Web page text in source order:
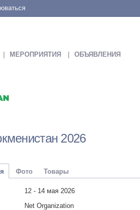
МЕРОПРИЯТИЯ ОБЪЯВЛЕНИЯ
2026
Фото Товары
12 - 14 мая 2026
Net Organization